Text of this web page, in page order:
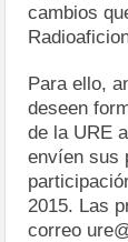
cambios
Para ello,
deseen
de la URE
envíen sus
2015. Las
correo